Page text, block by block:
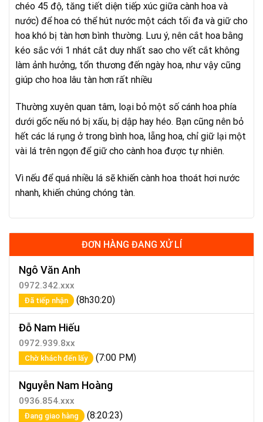
chéo 45 độ, tăng tiết diện tiếp xúc giữa cành hoa và
nước) để hoa có thể hút nước một cách tối đa và giữ cho
hoa khó bị tàn hơn bình thường. Lưu ý, nên cắt hoa bằng
kéo sắc với 1 nhát cắt duy nhất sao cho vết cắt không
làm ảnh hưởng, tổn thương đến ngày hoa, như vậy cũng
giúp cho hoa lâu tàn hơn rất nhiều
Thường xuyên quan tâm, loại bỏ một số cánh hoa phía
dưới gốc nếu nó bị xấu, bị dập hay héo. Bạn cũng nên bỏ
hết các lá rụng ở trong bình hoa, lẵng hoa, chỉ giữ lại một
vài lá trên ngọn để giữ cho cành hoa được tự nhiên.
Vì nếu để quá nhiều lá sẽ khiến cành hoa thoát hơi nước
nhanh, khiến chúng chóng tàn.
ĐƠN HÀNG ĐANG XỬ LÍ
Ngô Văn Anh
0972.342.xxx
Đã tiếp nhận (8h30:20)
Đỗ Nam Hiếu
0972.939.8xx
Chờ khách đến lấy (7:00 PM)
Nguyễn Nam Hoàng
0936.854.xxx
Đang giao hàng (8:20:23)